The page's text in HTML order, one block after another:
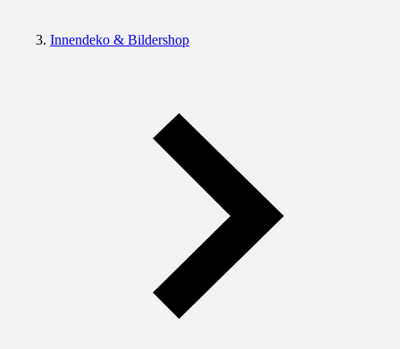
Innendeko & Bildershop